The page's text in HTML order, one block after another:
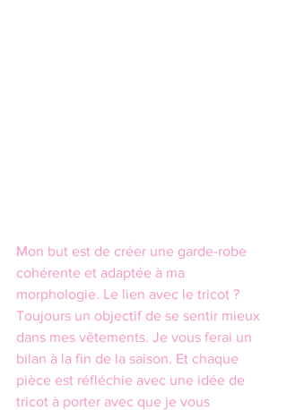
Mon but est de créer une garde-robe
cohérente et adaptée à ma
morphologie. Le lien avec le tricot ?
Toujours un objectif de se sentir mieux
dans mes vêtements. Je vous ferai un
bilan à la fin de la saison. Et chaque
pièce est réfléchie avec une idée de
tricot à porter avec que je vous